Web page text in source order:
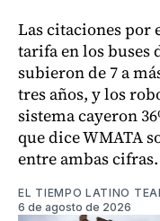
Las citaciones por
tarifa en los buses
subieron de 7 a
tres años, y los
sistema cayeron
que dice WMATA
entre ambas cifras.
EL TIEMPO LATINO
6 de agosto de 2026